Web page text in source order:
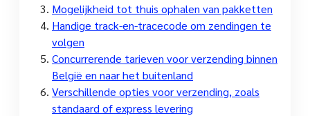
Mogelijkheid tot thuis ophalen van pakketten
Handige track-en-tracecode om zendingen te
volgen
Concurrerende tarieven voor verzending binnen
België en naar het buitenland
Verschillende opties voor verzending, zoals
standaard of express levering